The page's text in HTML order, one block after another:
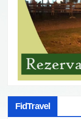
FidTravel